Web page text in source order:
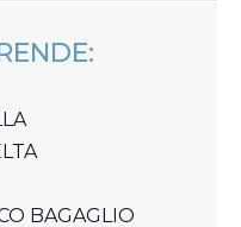
BAGAGLIO